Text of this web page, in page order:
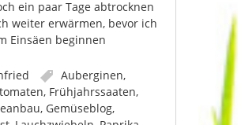
ein paar Tage abtrocknen
weiter erwärmen, bevor ich
Einsäen beginnen
Auberginen,
, Frühjahrssaaten,
, Gemüseblog,